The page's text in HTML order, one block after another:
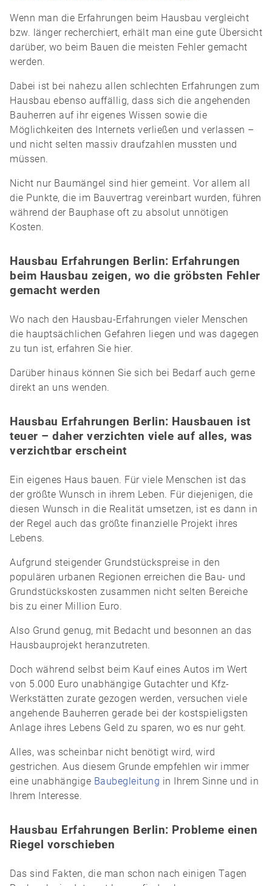
Wenn man die Erfahrungen beim Hausbau vergleicht
bzw. länger recherchiert, erhält man eine gute Übersicht
darüber, wo beim Bauen die meisten Fehler gemacht
werden.
Dabei ist bei nahezu allen schlechten Erfahrungen zum
Hausbau ebenso auffällig, dass sich die angehenden
Bauherren auf ihr eigenes Wissen sowie die
Möglichkeiten des Internets verließen und verlassen –
und nicht selten massiv draufzahlen mussten und
müssen.
Nicht nur Baumängel sind hier gemeint. Vor allem all
die Punkte, die im Bauvertrag vereinbart wurden, führen
während der Bauphase oft zu absolut unnötigen
Kosten.
Hausbau Erfahrungen Berlin: Erfahrungen
beim Hausbau zeigen, wo die gröbsten Fehler
gemacht werden
Wo nach den Hausbau-Erfahrungen vieler Menschen
die hauptsächlichen Gefahren liegen und was dagegen
zu tun ist, erfahren Sie hier.
Darüber hinaus können Sie sich bei Bedarf auch gerne
direkt an uns wenden.
Hausbau Erfahrungen Berlin: Hausbauen ist
teuer – daher verzichten viele auf alles, was
verzichtbar erscheint
Ein eigenes Haus bauen. Für viele Menschen ist das
der größte Wunsch in ihrem Leben. Für diejenigen, die
diesen Wunsch in die Realität umsetzen, ist es dann in
der Regel auch das größte finanzielle Projekt ihres
Lebens.
Aufgrund steigender Grundstückspreise in den
populären urbanen Regionen erreichen die Bau- und
Grundstückskosten zusammen nicht selten Bereiche
bis zu einer Million Euro.
Also Grund genug, mit Bedacht und besonnen an das
Hausbauprojekt heranzutreten.
Doch während selbst beim Kauf eines Autos im Wert
von 5.000 Euro unabhängige Gutachter und Kfz-
Werkstätten zurate gezogen werden, versuchen viele
angehende Bauherren gerade bei der kostspieligsten
Anlage ihres Lebens Geld zu sparen, wo es nur geht.
Alles, was scheinbar nicht benötigt wird, wird
gestrichen. Aus diesem Grunde empfehlen wir immer
eine unabhängige Baubegleitung in Ihrem Sinne und in
Ihrem Interesse.
Hausbau Erfahrungen Berlin: Probleme einen
Riegel vorschieben
Das sind Fakten, die man schon nach einigen Tagen